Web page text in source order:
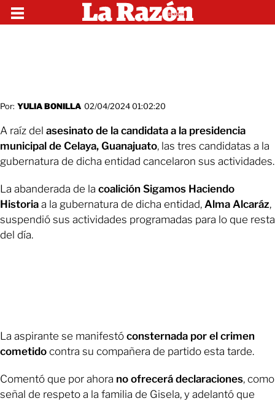
Por: YULIA BONILLA 02/04/2024 01:02:20
A raíz del asesinato de la candidata a la presidencia
municipal de Celaya, Guanajuato, las tres candidatas a la
gubernatura de dicha entidad cancelaron sus actividades.
La abanderada de la coalición Sigamos Haciendo
Historia a la gubernatura de dicha entidad, Alma Alcaráz,
suspendió sus actividades programadas para lo que resta
del día.
La aspirante se manifestó consternada por el crimen
cometido contra su compañera de partido esta tarde.
Comentó que por ahora no ofrecerá declaraciones, como
señal de respeto a la familia de Gisela, y adelantó que